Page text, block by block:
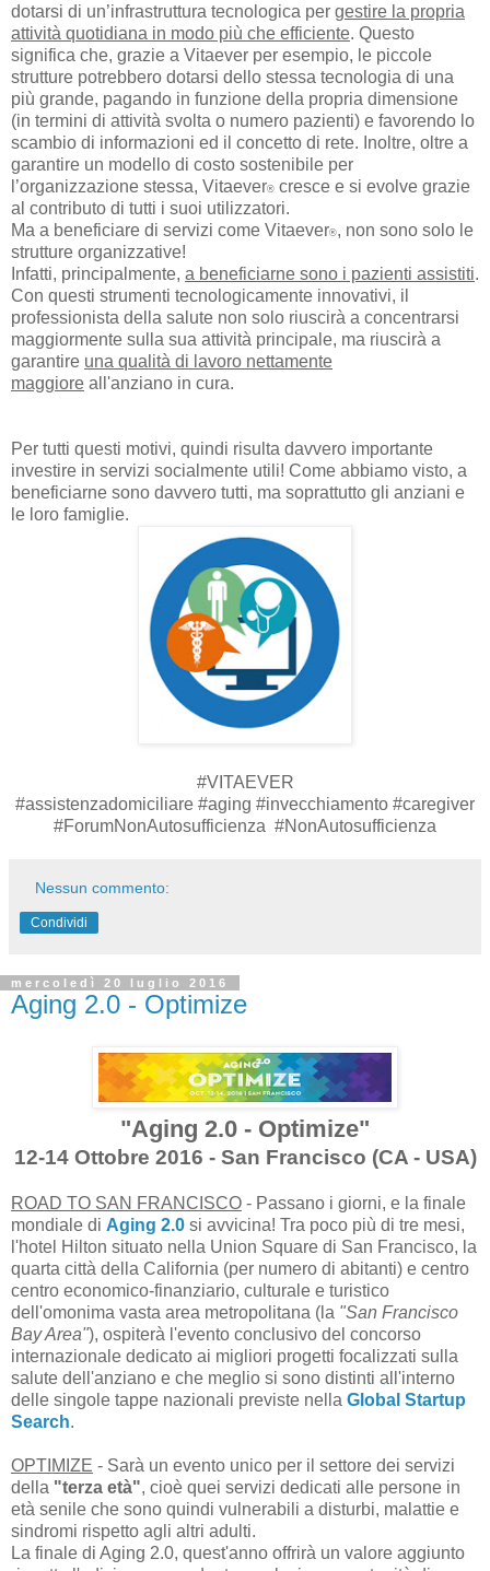
dotarsi di un’infrastruttura tecnologica per gestire la propria
attività quotidiana in modo più che efficiente. Questo
significa che, grazie a Vitaever per esempio, le piccole
strutture potrebbero dotarsi dello stessa tecnologia di una
più grande, pagando in funzione della propria dimensione
(in termini di attività svolta o numero pazienti) e favorendo lo
scambio di informazioni ed il concetto di rete. Inoltre, oltre a
garantire un modello di costo sostenibile per
l’organizzazione stessa, Vitaever® cresce e si evolve grazie
al contributo di tutti i suoi utilizzatori.
Ma a beneficiare di servizi come Vitaever®, non sono solo le
strutture organizzative!
Infatti, principalmente, a beneficiarne sono i pazienti assistiti.
Con questi strumenti tecnologicamente innovativi, il
professionista della salute non solo riuscirà a concentrarsi
maggiormente sulla sua attività principale, ma riuscirà a
garantire una qualità di lavoro nettamente
maggiore all'anziano in cura.
Per tutti questi motivi, quindi risulta davvero importante
investire in servizi socialmente utili! Come abbiamo visto, a
beneficiarne sono davvero tutti, ma soprattutto gli anziani e
le loro famiglie.
#VITAEVER
#assistenzadomiciliare #aging #invecchiamento #caregiver
#ForumNonAutosufficienza #NonAutosufficienza
Nessun commento:
Condividi
mercoledì 20 luglio 2016
Aging 2.0 - Optimize
"Aging 2.0 - Optimize"
12-14 Ottobre 2016 - San Francisco (CA - USA)
ROAD TO SAN FRANCISCO - Passano i giorni, e la finale
mondiale di Aging 2.0 si avvicina! Tra poco più di tre mesi,
l'hotel Hilton situato nella Union Square di San Francisco, la
quarta città della California (per numero di abitanti) e centro
centro economico-finanziario, culturale e turistico
dell'omonima vasta area metropolitana (la "San Francisco
Bay Area"), ospiterà l'evento conclusivo del concorso
internazionale dedicato ai migliori progetti focalizzati sulla
salute dell'anziano e che meglio si sono distinti all'interno
delle singole tappe nazionali previste nella Global Startup
Search.
OPTIMIZE - Sarà un evento unico per il settore dei servizi
della "terza età", cioè quei servizi dedicati alle persone in
età senile che sono quindi vulnerabili a disturbi, malattie e
sindromi rispetto agli altri adulti.
La finale di Aging 2.0, quest'anno offrirà un valore aggiunto